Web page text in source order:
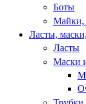
Боты
Ласты,
Ласты
Маски